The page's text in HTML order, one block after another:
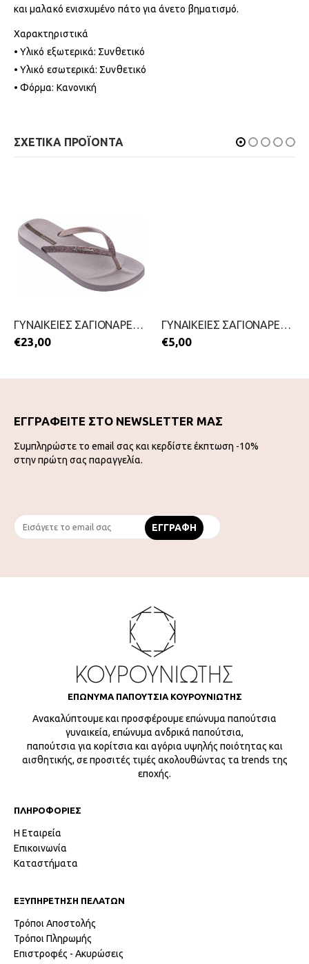
και μαλακό ενισχυμένο πάτο για άνετο βηματισμό.
Χαρακτηριστικά
• Υλικό εξωτερικά: Συνθετικό
• Υλικό εσωτερικά: Συνθετικό
• Φόρμα: Κανονική
ΣΧΕΤΙΚΑ ΠΡΟΪΟΝΤΑ
ΓΥΝΑΙΚΕΙΕΣ ΣΑΓΙΟΝΑΡΕΣ ΜΕ ΔΑΧΤΥΛΟ-IPANEMA-2199-0437-ΧΑΛΚΟΣ
€23,00
ΓΥΝΑΙΚΕΙΕΣ ΣΑΓΙΟΝΑΡΕΣ-MITSUKO-2199-0206-ΜΠΛΕ
€5,00
ΕΓΓΡΑΦΕΙΤΕ ΣΤΟ NEWSLETTER ΜΑΣ
Συμπληρώστε το email σας και κερδίστε έκπτωση -10%
στην πρώτη σας παραγγελία.
ΕΠΩΝΥΜΑ ΠΑΠΟΥΤΣΙΑ ΚΟΥΡΟΥΝΙΩΤΗΣ
Ανακαλύπτουμε και προσφέρουμε επώνυμα παπούτσια
γυναικεία, επώνυμα ανδρικά παπούτσια,
παπούτσια για κορίτσια και αγόρια υψηλής ποιότητας και
αισθητικής, σε προσιτές τιμές ακολουθώντας τα trends της
εποχής.
ΠΛΗΡΟΦΟΡΙΕΣ
Η Εταιρεία
Επικοινωνία
Καταστήματα
ΕΞΥΠΗΡΕΤΗΣΗ ΠΕΛΑΤΩΝ
Τρόποι Αποστολής
Τρόποι Πληρωμής
Επιστροφές - Ακυρώσεις